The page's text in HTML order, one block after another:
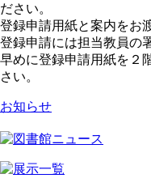
ださい。
登録申請用紙と案内をお
登録申請には担当教員の
早めに登録申請用紙を２
さい。
お知らせ